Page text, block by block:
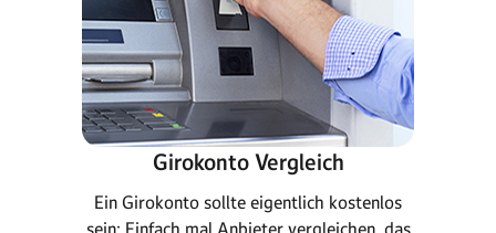
Girokonto Vergleich
Ein Girokonto sollte eigentlich kostenlos
sein: Einfach mal Anbieter vergleichen, das